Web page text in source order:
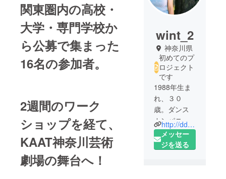
関東圏内の高校・
大学・専門学校か
ら公募で集まった
16名の参加者。
2週間のワーク
ショップを経て、
KAAT神奈川芸術
劇場の舞台へ！
wint_2
神奈川県
初めてのプ
ロジェクト
です
1988年生ま
れ、３０
歳。ダンス
カンパニー
Baobab、
ゴーチ・ブ
http://dd-baobab-bb.boo.jp/
メッセー
ジを送る